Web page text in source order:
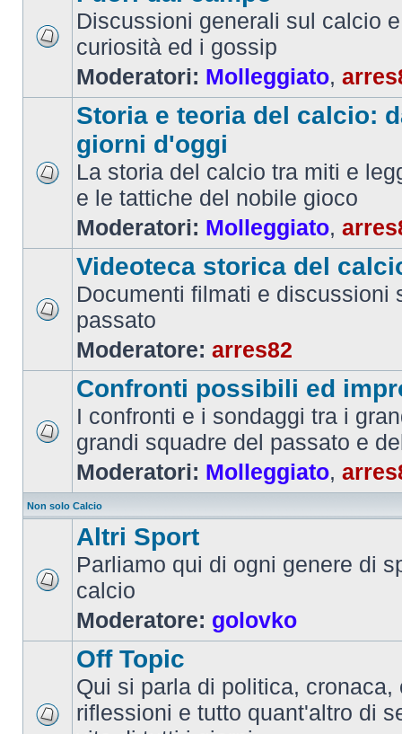
Discussioni generali sul calcio
curiosità ed i gossip
Moderatori: Molleggiato,
Storia e teoria del calcio:
giorni d'oggi
La storia del calcio tra miti e
e le tattiche del nobile gioco
Moderatori: Molleggiato,
Videoteca storica del
Documenti filmati e discussioni
passato
Moderatore: arres82
Confronti possibili ed
I confronti e i sondaggi tra i
grandi squadre del passato e
Moderatori: Molleggiato,
Non solo Calcio
Altri Sport
Parliamo qui di ogni genere di
calcio
Moderatore: golovko
Off Topic
Qui si parla di politica, cronaca,
riflessioni e tutto quant'altro di